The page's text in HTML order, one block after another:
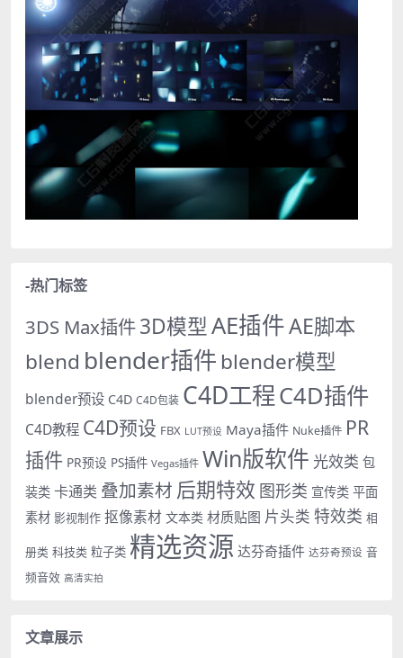
-热门标签
3DS Max插件3D模型AE插件AE脚本
blend blender插件 blender模型
blender预设 C4D C4D包装 C4D工程C4D插件
C4D教程 C4D预设 FBX LUT预设 Maya插件 Nuke插件 PR
插件 PR预设 PS插件 Vegas插件 Win版软件 光效类 包
装类 卡通类 叠加素材 后期特效 图形类 宣传类 平面
素材 影视制作 抠像素材 文本类 材质贴图 片头类 特效类 相
册类 科技类 粒子类 精选资源 达芬奇插件 达芬奇预设 音
频音效 高清实拍
文章展示